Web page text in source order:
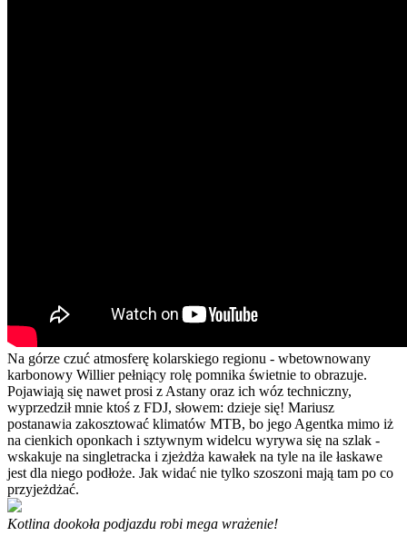
Na górze czuć atmosferę kolarskiego regionu - wbetownowany
karbonowy Willier pełniący rolę pomnika świetnie to obrazuje.
Pojawiają się nawet prosi z Astany oraz ich wóz techniczny,
wyprzedził mnie ktoś z FDJ, słowem: dzieje się! Mariusz
postanawia zakosztować klimatów MTB, bo jego Agentka mimo iż
na cienkich oponkach i sztywnym widelcu wyrywa się na szlak -
wskakuje na singletracka i zjeżdża kawałek na tyle na ile łaskawe
jest dla niego podłoże. Jak widać nie tylko szoszoni mają tam po co
przyjeżdżać.
Kotlina dookoła podjazdu robi mega wrażenie!